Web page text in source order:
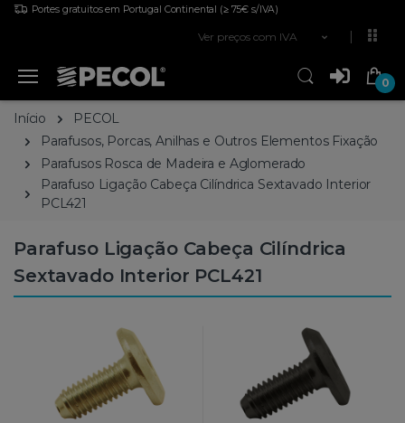
Portes gratuitos em Portugal Continental (≥ 75€ s/IVA)
Ver preços com IVA
0
Início
PECOL
Parafusos, Porcas, Anilhas e Outros Elementos Fixação
Parafusos Rosca de Madeira e Aglomerado
Parafuso Ligação Cabeça Cilíndrica Sextavado Interior
PCL421
Parafuso Ligação Cabeça Cilíndrica
Sextavado Interior PCL421